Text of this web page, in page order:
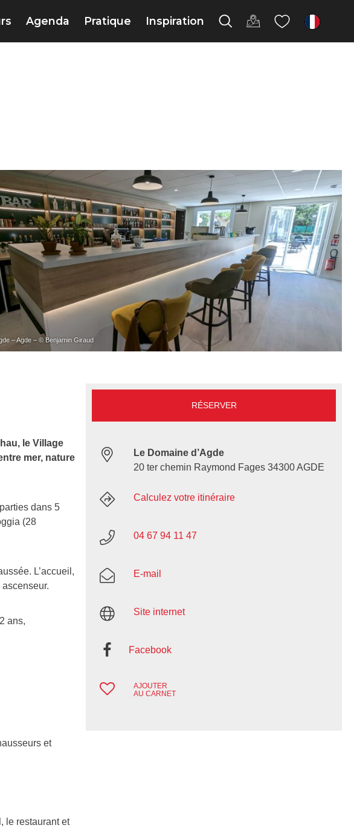
Agenda Pratique Inspiration fr
– Agde – © Benjamin Giraud
le Village
mer, nature
dans 5
(28
L’accueil,
ans,
et
le restaurant et
RÉSERVER
Le Domaine d’Agde
20 ter chemin Raymond Fages 34300 AGDE
Calculez votre itinéraire
04 67 94 11 47
E-mail
Site internet
Facebook
AJOUTER
AU CARNET